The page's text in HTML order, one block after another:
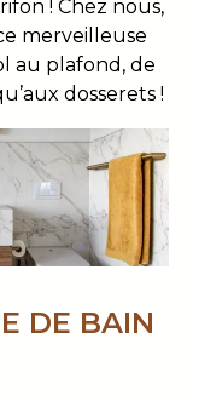
! Chez nous,
merveilleuse
au plafond, de
dosserets !
DE BAIN